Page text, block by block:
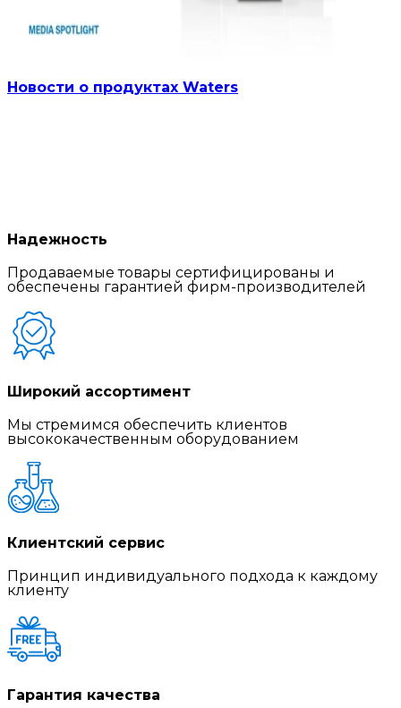
Новости о продуктах Waters
Надежность
Продаваемые товары сертифицированы и
обеспечены гарантией фирм-производителей
Широкий ассортимент
Мы стремимся обеспечить клиентов
высококачественным оборудованием
Клиентский сервис
Принцип индивидуального подхода к каждому
клиенту
Гарантия качества